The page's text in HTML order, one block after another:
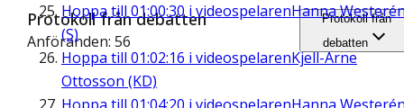
Hoppa till 01:00:30 i videospelarenHanna
(S)
Hoppa till 01:02:16 i videospelarenKjell-Arne
Ottosson (KD)
Protokoll från debatten
Anföranden: 56
Protokoll från
debatten